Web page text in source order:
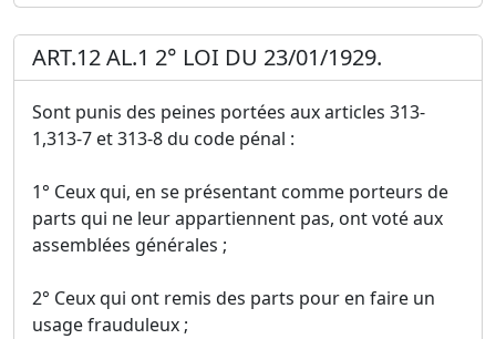
ART.12 AL.1 2° LOI DU 23/01/1929.
Sont punis des peines portées aux articles 313-
1,313-7 et 313-8 du code pénal :
1° Ceux qui, en se présentant comme porteurs de
parts qui ne leur appartiennent pas, ont voté aux
assemblées générales ;
2° Ceux qui ont remis des parts pour en faire un
usage frauduleux ;